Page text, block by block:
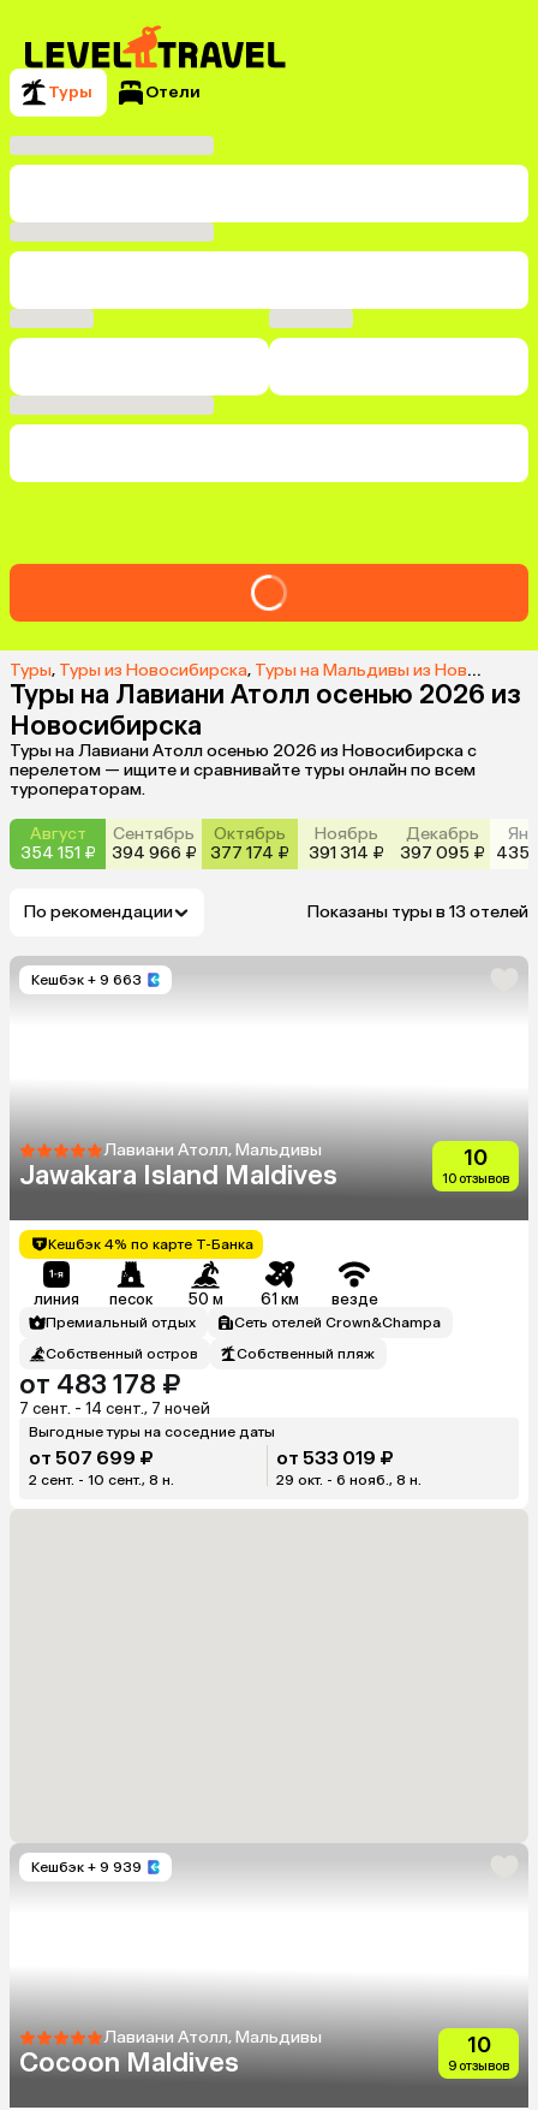
Туры Отели
Туры, Туры из Новосибирска, Туры на Мальдивы из Новосибирска
Туры на Лавиани Атолл осенью 2026 из
Новосибирска
Туры на Лавиани Атолл осенью 2026 из Новосибирска с
перелетом — ищите и сравнивайте туры онлайн по всем
туроператорам.
Август
354 151 ₽
Сентябрь
394 966 ₽
Октябрь
377 174 ₽
Ноябрь
391 314 ₽
Декабрь
397 095 ₽
435
По рекомендации Показаны туры в 13 отелей
Кешбэк + 9 663
Лавиани Атолл, Мальдивы
Jawakara Island Maldives
10
10 отзывов
Кешбэк 4% по карте Т-Банка
линия песок 50 м 61 км везде
Премиальный отдых
Сеть отелей Crown&Champa
Собственный остров
Собственный пляж
от 483 178 ₽
7 сент. - 14 сент., 7 ночей
Выгодные туры на соседние даты
от 507 699 ₽
2 сент. - 10 сент., 8 н.
от 533 019 ₽
29 окт. - 6 нояб., 8 н.
Кешбэк + 9 939
Лавиани Атолл, Мальдивы
Cocoon Maldives
10
9 отзывов